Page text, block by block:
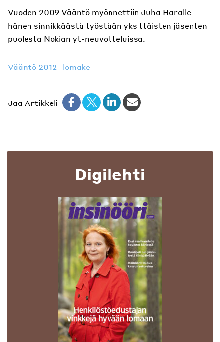
Vuoden 2009 Vääntö myönnettiin Juha Haralle
hänen sinnikkäästä työstään yksittäisten jäsenten
puolesta Nokian yt-neuvotteluissa.
Vääntö 2012 -lomake
Jaa Artikkeli
Digilehti